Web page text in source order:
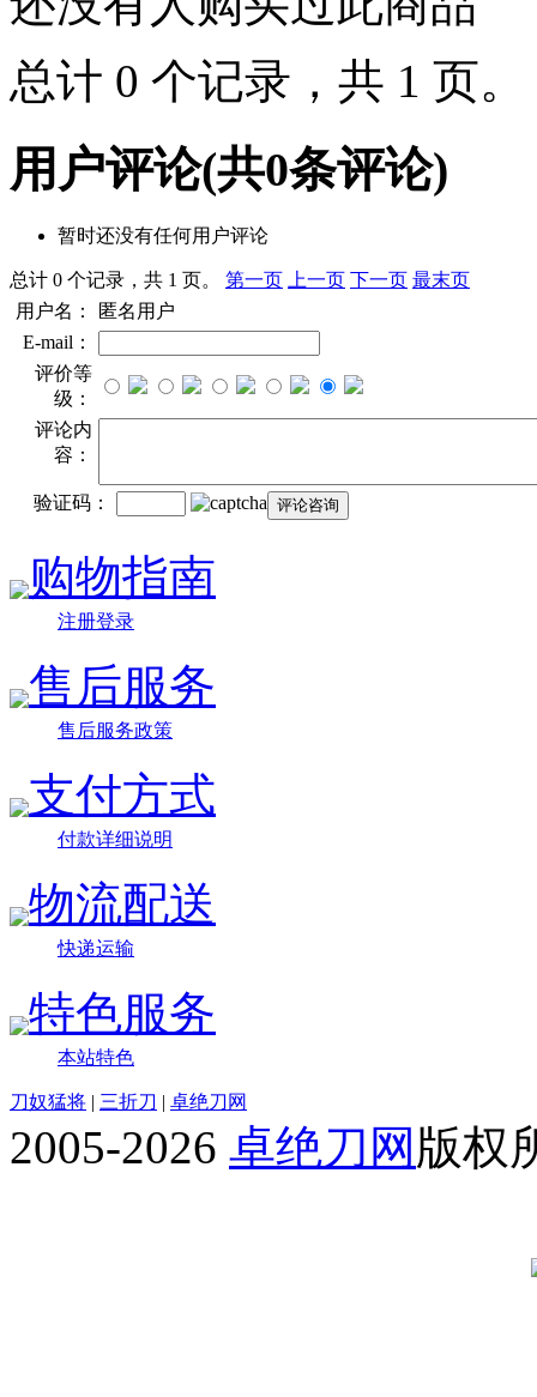
总计 0 个记录，共 1 页。
用户评论(共0条评论)
暂时还没有任何用户评论
总计 0 个记录，共 1 页。 第一页 上一页 下一页 最末页
用户名：
匿名用户
E-mail：
评价等
级：
评论内
容：
验证码：
购物指南
注册登录
售后服务
售后服务政策
支付方式
付款详细说明
物流配送
快递运输
特色服务
本站特色
刀奴猛将 | 三折刀 | 卓绝刀网
2005-2026 卓绝刀网 版权